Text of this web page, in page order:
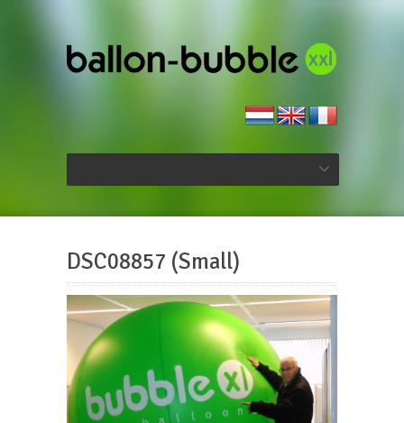
DSC08857 (Small)